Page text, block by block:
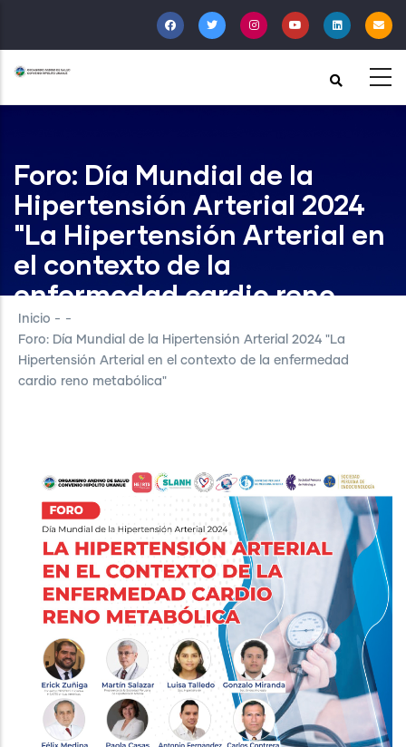
al
contenido
principal
Foro: Día Mundial de la
Hipertensión Arterial 2024
"La Hipertensión Arterial en
el contexto de la
enfermedad cardio reno
metabólica"
Inicio - -
Foro: Día Mundial de la Hipertensión Arterial 2024 "La
Hipertensión Arterial en el contexto de la enfermedad
cardio reno metabólica"